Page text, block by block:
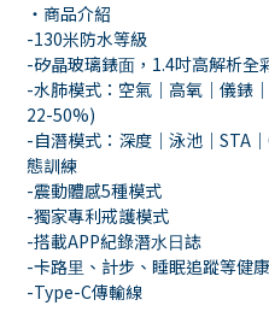
・商品介紹
-130米防水等級
-矽晶玻璃錶⾯，1.4吋高解析全
-水肺模式：空氣｜高氧｜儀錶
22-50%)
-自潛模式：深度｜泳池｜STA
態訓練
-震動體感5種模式
-獨家專利戒護模式
-搭載APP紀錄潛⽔⽇誌
-卡路⾥、計步、睡眠追蹤等健
-Type-C傳輸線